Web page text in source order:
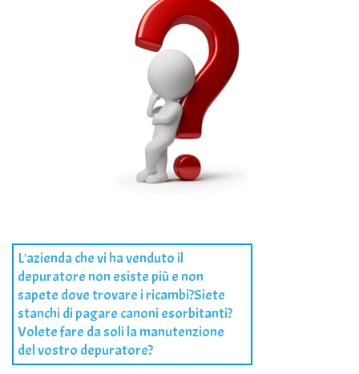
L'azienda che vi ha venduto il
depuratore non esiste più e non
sapete dove trovare i ricambi?Siete
stanchi di pagare canoni esorbitanti?
Volete fare da soli la manutenzione
del vostro depuratore?